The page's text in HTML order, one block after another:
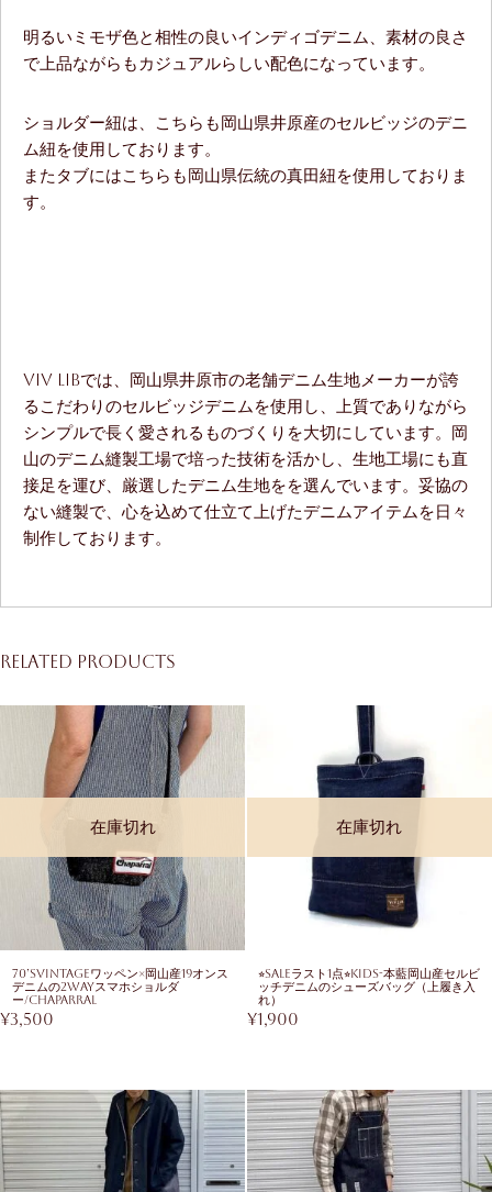
明るいミモザ色と相性の良いインディゴデニム、素材の良さ
で上品ながらもカジュアルらしい配色になっています。
ショルダー紐は、こちらも岡山県井原産のセルビッジのデニ
ム紐を使用しております。
またタブにはこちらも岡山県伝統の真田紐を使用しておりま
す。
ViV LiBでは、岡山県井原市の老舗デニム生地メーカーが誇
るこだわりのセルビッジデニムを使用し、上質でありながら
シンプルで長く愛されるものづくりを大切にしています。岡
山のデニム縫製工場で培った技術を活かし、生地工場にも直
接足を運び、厳選したデニム生地をを選んでいます。妥協の
ない縫製で、心を込めて仕立て上げたデニムアイテムを日々
制作しております。
Related products
在庫切れ
70’sVintageワッペン×岡山産19オンス
デニムの2WAYスマホショルダ
ー/chaparral
¥3,500
在庫切れ
⭐︎SALEラスト1点⭐︎KIDS-本藍岡山産セルビ
ッチデニムのシューズバッグ（上履き入
れ）
¥1,900